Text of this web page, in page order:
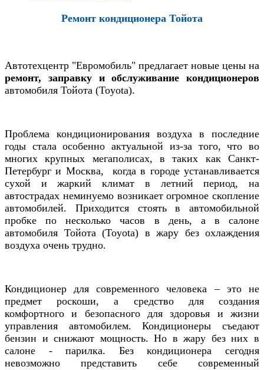
Ремонт кондиционера Тойота
Автотехцентр "Евромобиль" предлагает новые цены на
ремонт, заправку и обслуживание кондиционеров
автомобиля Тойота (Toyota).
Проблема кондиционирования воздуха в последние
годы стала особенно актуальной из-за того, что во
многих крупных мегаполисах, в таких как Санкт-
Петербург и Москва, когда в городе устанавливается
сухой и жаркий климат в летний период, на
автострадах неминуемо возникаетогромное скопление
автомобилей. Приходится стоять в автомобильной
пробке по несколько часов в день, а в салоне
автомобиля Тойота (Toyota) в жару без охлаждения
воздуха очень трудно.
Кондиционер для современного человека – это не
предмет роскоши, а средство для создания
комфортного и безопасного для здоровья и жизни
управления автомобилем. Кондиционеры съедают
бензин и снижают мощность. Но в жару без них в
салоне - парилка. Без кондиционера сегодня
невозможно представить себе современный